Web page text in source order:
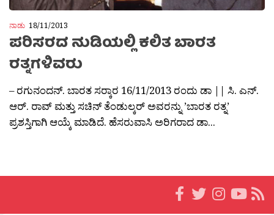
ನಾಡು 18/11/2013
ಪರಿಸರದ ನುಡಿಯಲ್ಲಿ ಕಲಿತ ಬಾರತ
ರತ್ನಗಳಿವರು
– ರಗುನಂದನ್. ಬಾರತ ಸರ‍್ಕಾರ 16/11/2013 ರಂದು ಡಾ || ಸಿ. ಎನ್.
ಆರ್‍. ರಾವ್ ಮತ್ತು ಸಚಿನ್ ತೆಂಡುಲ್ಕರ‍್ ಅವರನ್ನು ’ಬಾರತ ರತ್ನ’
ಪ್ರಶಸ್ತಿಗಾಗಿ ಆಯ್ಕೆ ಮಾಡಿದೆ. ಹೆಸರುವಾಸಿ ಅರಿಗರಾದ ಡಾ...